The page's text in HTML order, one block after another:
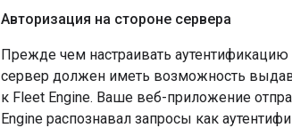
Авторизация на стороне сервера
Прежде чем настраивать
сервер должен иметь возможность
к Fleet Engine. Ваше веб-приложение
Engine распознавал запросы как